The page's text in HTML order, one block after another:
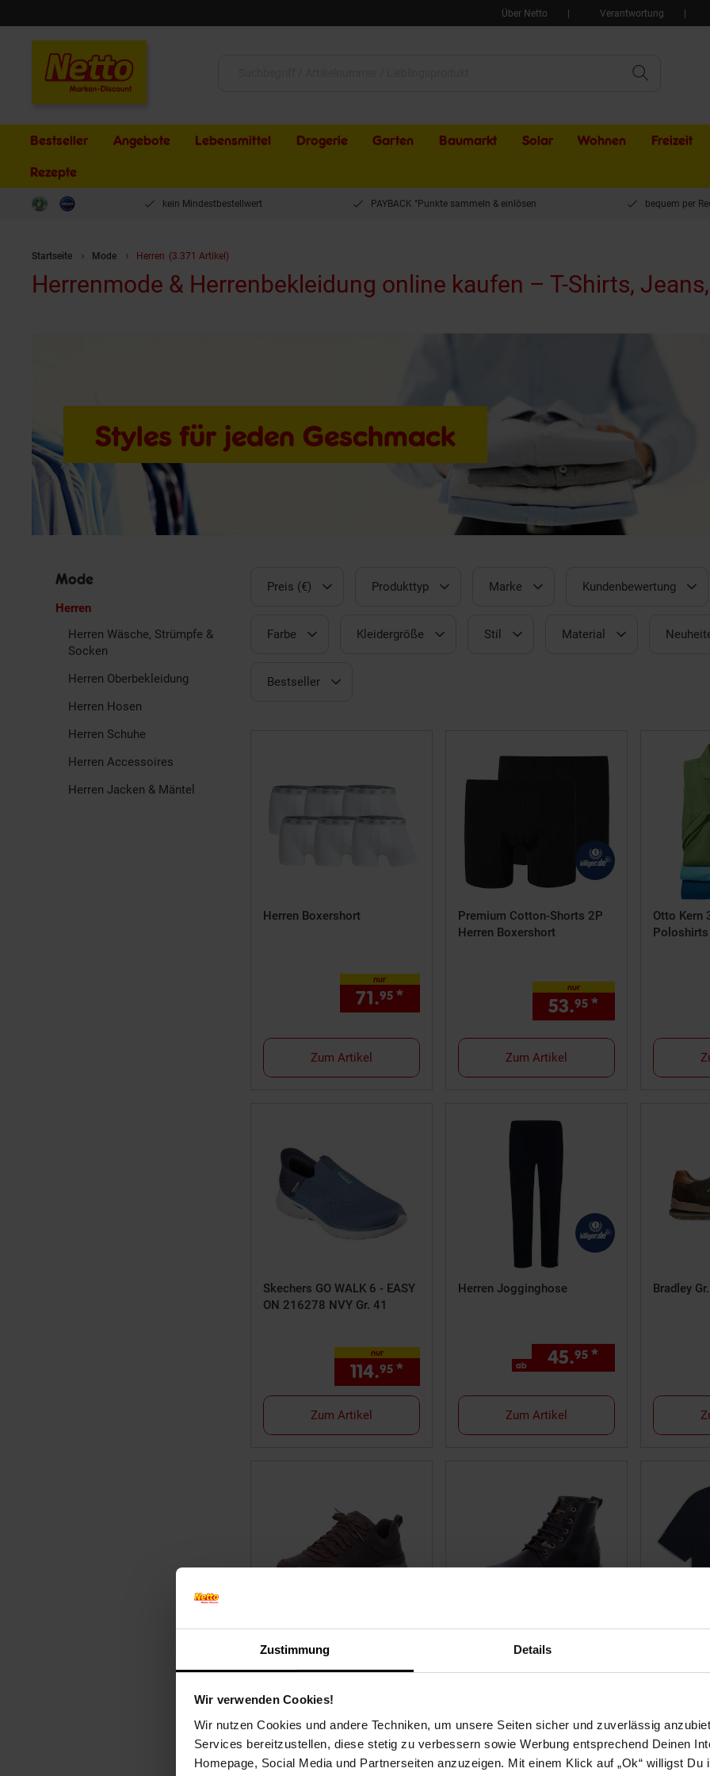
Zustimmung Details
Wir verwenden Cookies!
Wir nutzen Cookies und andere Techniken, um unsere Seiten sicher und zuverlässig
Services bereitzustellen, diese stetig zu verbessern sowie Werbung entsprechend Deinen
Homepage, Social Media und Partnerseiten anzuzeigen. Mit einem Klick auf „Ok“ willigst Du
Über Netto Verantwortung
Bestseller Angebote Lebensmittel Drogerie Garten Baumarkt Solar Wohnen Freizeit
Rezepte
kein Mindestbestellwert PAYBACK °Punkte sammeln & einlösen bequem per
Startseite Mode Herren (3.371 Artikel)
Herrenmode & Herrenbekleidung online kaufen – T-Shirts,
Styles für jeden Geschmack
Mode
Herren
Herren Wäsche, Strümpfe &
Socken
Herren Oberbekleidung
Herren Hosen
Herren Schuhe
Herren Accessoires
Herren Jacken & Mäntel
Preis (€) Produkttyp Marke Kundenbewertung
Farbe Kleidergröße Stil Material
Bestseller
Herren Boxershort
nur
71.95 * € Sternchen Fußnote,
Zum Artikel
Premium Cotton-Shorts 2P
Herren Boxershort
nur
53.95 * €
Zum Artikel
Otto Kern
Poloshirts
Skechers GO WALK 6 - EASY
ON 216278 NVY Gr. 41
nur
114.95 * € Sternchen Fußnote,
Zum Artikel
Herren Jogginghose
ab 45.95 * €
Zum Artikel
Bradley
Skechers BENAGO - HOMBRE
94.95*nur 94,95€ Sternchen Fußnote,
Panama Jack Emery Igloo
269.–*nur 269,–€
Porsche